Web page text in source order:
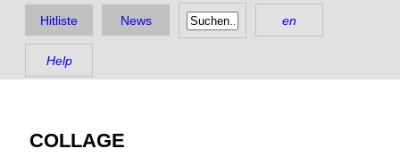
Hitliste News en
Help
COLLAGE